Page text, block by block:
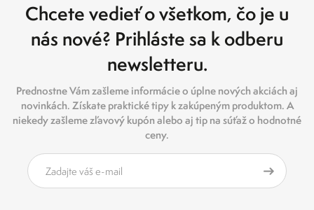
Chcete vedieť o všetkom, čo je u
nás nové? Prihláste sa k odberu
newsletteru.
Prednostne Vám zašleme informácie o úplne nových akciách aj
novinkách. Získate praktické tipy k zakúpeným produktom. A
niekedy zašleme zľavový kupón alebo aj tip na súťaž o hodnotné
ceny.